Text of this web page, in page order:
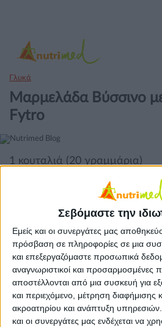
Σεβόμαστε την
Εμείς και οι συνεργάτες μας
πρόσβαση σε πληροφορίες σε μια
και επεξεργαζόμαστε προσωπικά
αναγνωριστικοί και προσαρμοσμένες
αποστέλλονται από μια συσκευή για
και περιεχόμενο, μέτρηση διαφήμισης
ακροατηρίου και ανάπτυξη υπηρεσιών.
και οι συνεργάτες μας ενδέχεται να
Γλυκά
Μαρμελάδα Βύσσινο
Fytro
1 κουταλιά (20 γραμμάρια)